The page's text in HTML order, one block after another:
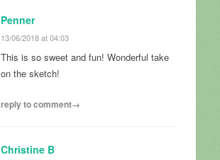
Penner
13/06/2018 at 04:03
This is so sweet and fun! Wonderful take
on the sketch!
reply to comment→
Christine B